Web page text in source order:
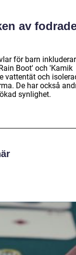
av
för barn inkluderar
Boot' och 'Kamik
vattentät och
De har också
synlighet.